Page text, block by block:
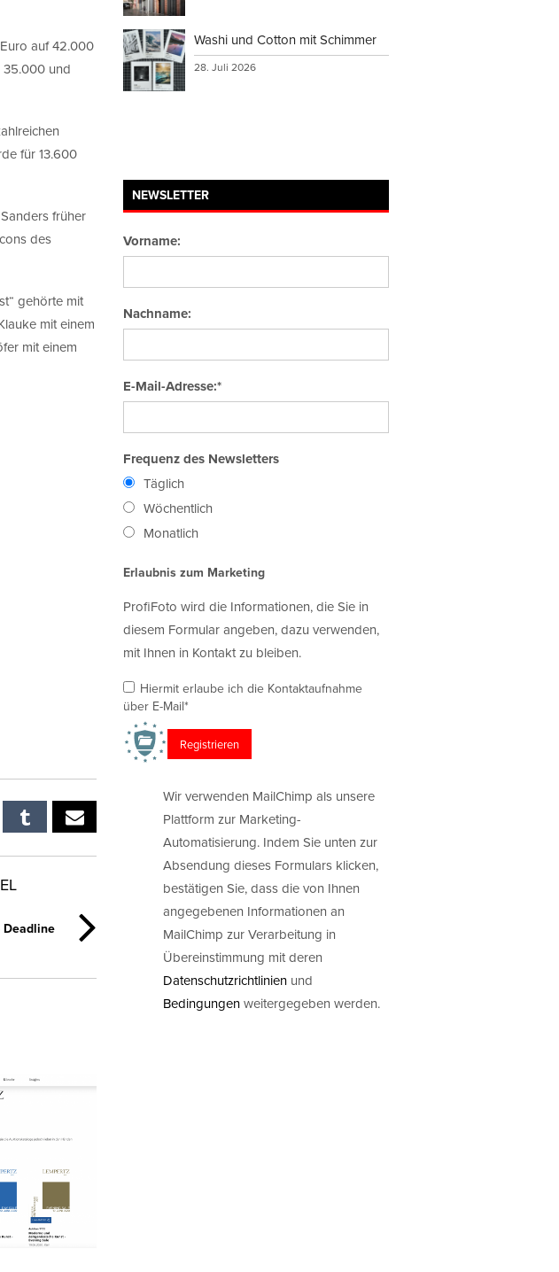
auf 42.000
35.000 und
für 13.600
früher
des
gehörte mit
mit einem
mit einem
Deadline
Washi und Cotton mit Schimmer
28. Juli 2026
NEWSLETTER
Vorname:
Nachname:
E-Mail-Adresse:*
Frequenz des Newsletters
Täglich
Wöchentlich
Monatlich
Erlaubnis zum Marketing
ProfiFoto wird die Informationen, die Sie in
diesem Formular angeben, dazu verwenden,
mit Ihnen in Kontakt zu bleiben.
Hiermit erlaube ich die Kontaktaufnahme
über E-Mail*
Wir verwenden MailChimp als unsere
Plattform zur Marketing-
Automatisierung. Indem Sie unten zur
Absendung dieses Formulars klicken,
bestätigen Sie, dass die von Ihnen
angegebenen Informationen an
MailChimp zur Verarbeitung in
Übereinstimmung mit deren
Datenschutzrichtlinien und
Bedingungenweitergegeben werden.